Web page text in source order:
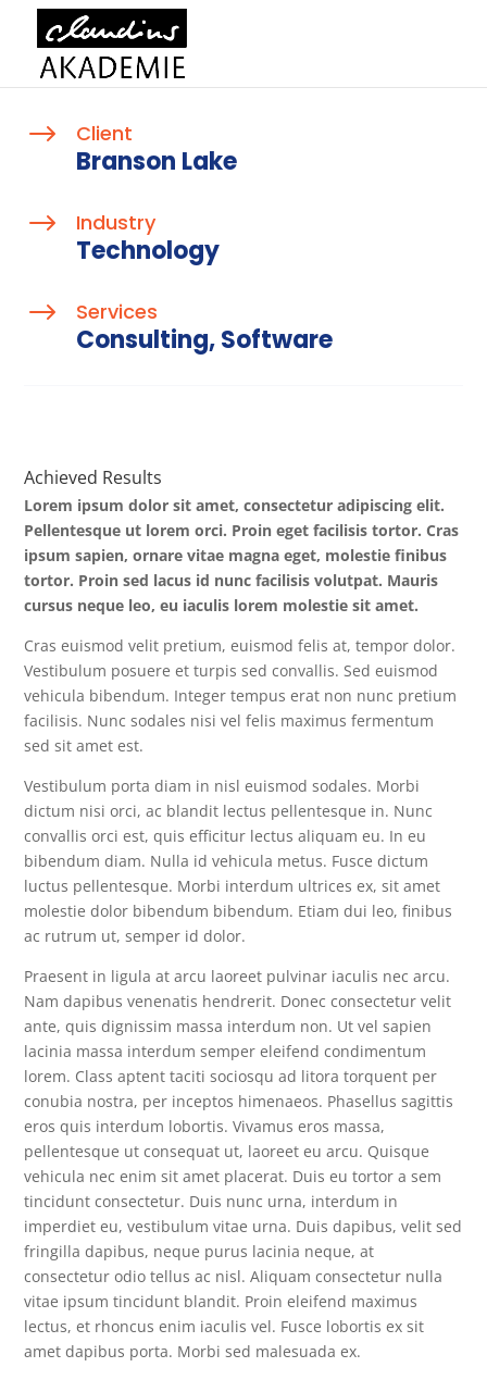
$ Client
Branson Lake
$ Industry
Technology
$ Services
Consulting, Software
Achieved Results
Lorem ipsum dolor sit amet, consectetur adipiscing elit.
Pellentesque ut lorem orci. Proin eget facilisis tortor. Cras
ipsum sapien, ornare vitae magna eget, molestie finibus
tortor. Proin sed lacus id nunc facilisis volutpat. Mauris
cursus neque leo, eu iaculis lorem molestie sit amet.
Cras euismod velit pretium, euismod felis at, tempor dolor.
Vestibulum posuere et turpis sed convallis. Sed euismod
vehicula bibendum. Integer tempus erat non nunc pretium
facilisis. Nunc sodales nisi vel felis maximus fermentum
sed sit amet est.
Vestibulum porta diam in nisl euismod sodales. Morbi
dictum nisi orci, ac blandit lectus pellentesque in. Nunc
convallis orci est, quis efficitur lectus aliquam eu. In eu
bibendum diam. Nulla id vehicula metus. Fusce dictum
luctus pellentesque. Morbi interdum ultrices ex, sit amet
molestie dolor bibendum bibendum. Etiam dui leo, finibus
ac rutrum ut, semper id dolor.
Praesent in ligula at arcu laoreet pulvinar iaculis nec arcu.
Nam dapibus venenatis hendrerit. Donec consectetur velit
ante, quis dignissim massa interdum non. Ut vel sapien
lacinia massa interdum semper eleifend condimentum
lorem. Class aptent taciti sociosqu ad litora torquent per
conubia nostra, per inceptos himenaeos. Phasellus sagittis
eros quis interdum lobortis. Vivamus eros massa,
pellentesque ut consequat ut, laoreet eu arcu. Quisque
vehicula nec enim sit amet placerat. Duis eu tortor a sem
tincidunt consectetur. Duis nunc urna, interdum in
imperdiet eu, vestibulum vitae urna. Duis dapibus, velit sed
fringilla dapibus, neque purus lacinia neque, at
consectetur odio tellus ac nisl. Aliquam consectetur nulla
vitae ipsum tincidunt blandit. Proin eleifend maximus
lectus, et rhoncus enim iaculis vel. Fusce lobortis ex sit
amet dapibus porta. Morbi sed malesuada ex.